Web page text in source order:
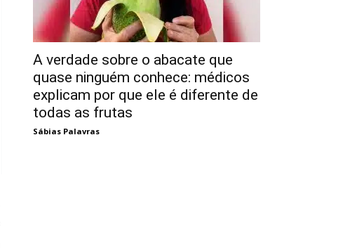
A verdade sobre o abacate que
quase ninguém conhece: médicos
explicam por que ele é diferente de
todas as frutas
Sábias Palavras